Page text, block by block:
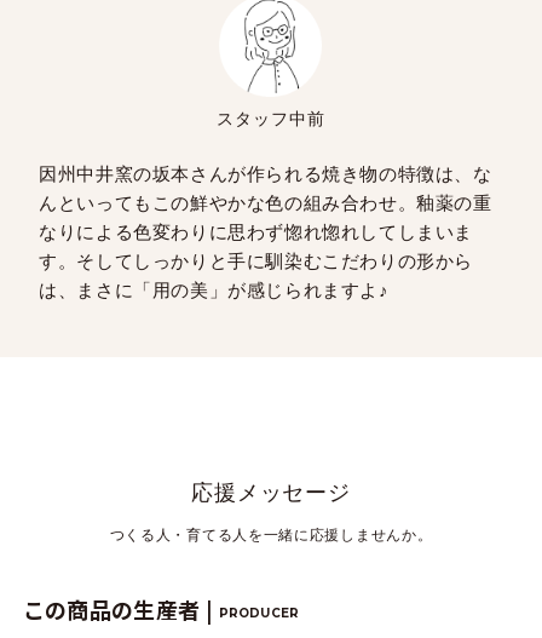
スタッフ中前
因州中井窯の坂本さんが作られる焼き物の特徴は、な
んといってもこの鮮やかな色の組み合わせ。釉薬の重
なりによる色変わりに思わず惚れ惚れしてしまいま
す。そしてしっかりと手に馴染むこだわりの形から
は、まさに「用の美」が感じられますよ♪
応援メッセージ
つくる人・育てる人を一緒に応援しませんか。
この商品の生産者 | PRODUCER